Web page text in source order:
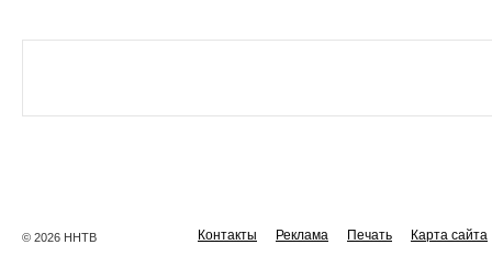
© 2026 ННТВ Контакты Реклама Печать Карта сайта